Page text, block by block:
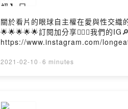
關於看片的眼球自主權在愛與性交織
🌟🌟🌟🌟🌟訂閱加分享👍🏻📍我們
https://www.instagram.com/
↓https://pay.firstory.me/user/
2021-02-10 · 6 minutes